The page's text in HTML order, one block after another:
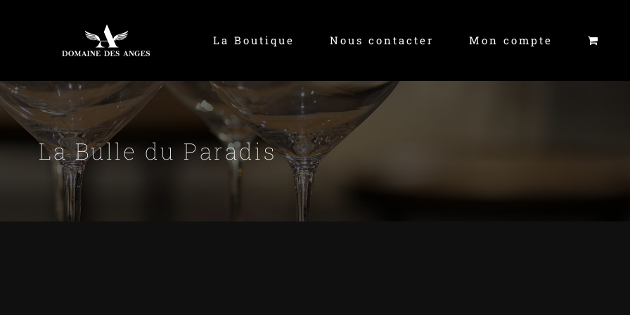
La Boutique Nous contacter Mon compte
La Bulle du Paradis